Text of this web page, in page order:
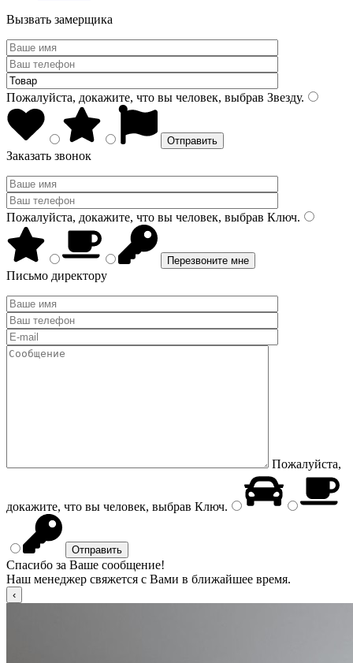
Вызвать замерщика
Пожалуйста, докажите, что вы человек, выбрав Звезду.
Заказать звонок
Пожалуйста, докажите, что вы человек, выбрав Ключ.
Письмо директору
Пожалуйста,
докажите, что вы человек, выбрав Ключ.
Спасибо за Ваше сообщение!
Наш менеджер свяжется с Вами в ближайшее время.